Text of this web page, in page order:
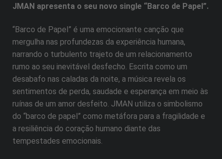
JMAN apresenta o seu novo single “Barco de Papel”.
“Barco de Papel” é uma emocionante canção que
mergulha nas profundezas da experiência humana,
narrando o turbulento trajeto de um relacionamento
rumo ao seu inevitável desfecho. Escrita como um
desabafo nas caladas da noite, a música revela os
sentimentos de perda, saudade e esperança em meio às
ruínas de um amor desfeito. JMAN utiliza o simbolismo
do “barco de papel” como metáfora para a fragilidade e
a resiliência do coração humano diante das
tempestades emocionais.